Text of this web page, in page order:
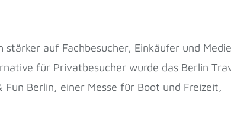
auf Fachbesucher, Einkäufer und
für Privatbesucher wurde das Berlin
Berlin, einer Messe für Boot und Freizeit,